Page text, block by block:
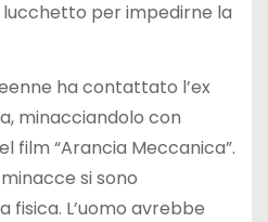
per impedirne la
ha contattato l’ex
minacciandolo con
film “Arancia Meccanica”.
si sono
L’uomo avrebbe